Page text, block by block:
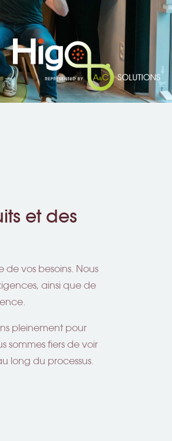
et des
de vos besoins. Nous
ainsi que de
pleinement pour
sommes fiers de voir
long du processus.